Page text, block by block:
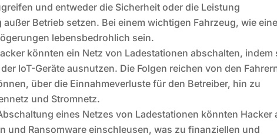
und entweder die Sicherheit oder die Leistung
Betrieb setzen. Bei einem wichtigen Fahrzeug, wie
lebensbedrohlich sein.
könnten ein Netz von Ladestationen abschalten, indem
IoT-Geräte ausnutzen. Die Folgen reichen von den
über die Einnahmeverluste für den Betreiber, hin zu
und Stromnetz.
eines Netzes von Ladestationen könnten Hacker
und Ransomware einschleusen, was zu finanziellen und